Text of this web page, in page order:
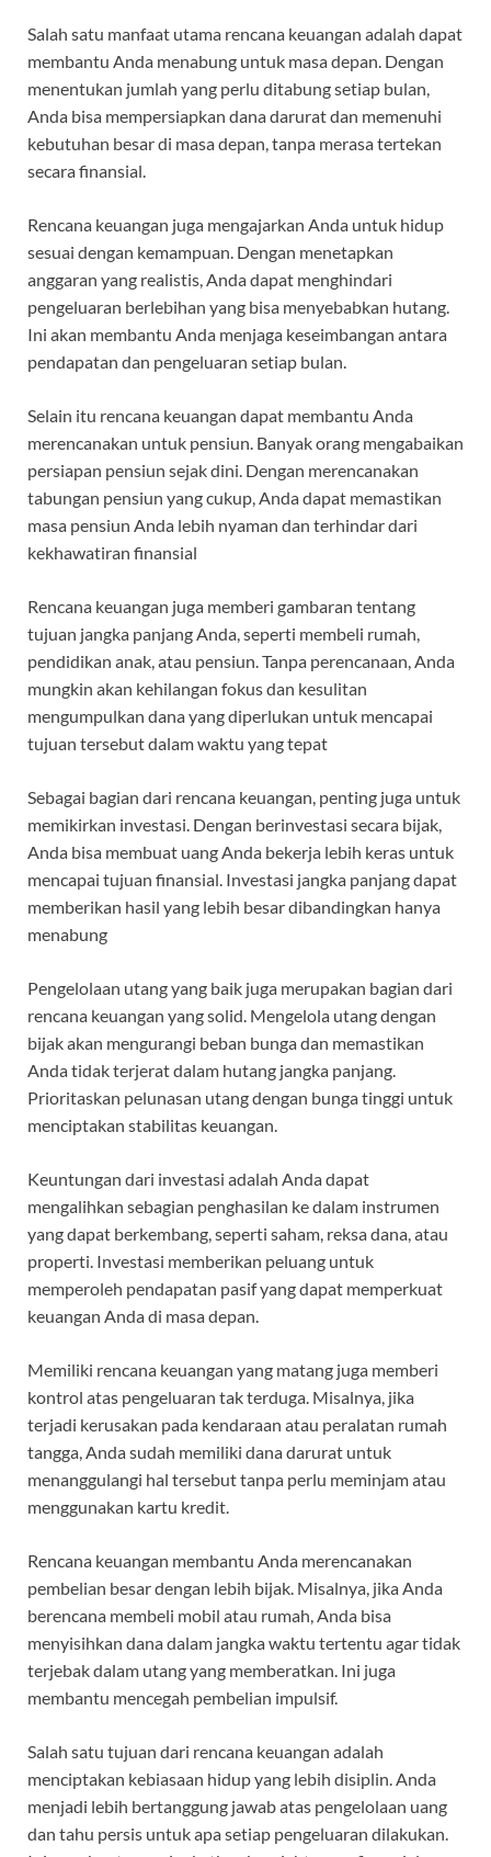
Salah satu manfaat utama rencana keuangan adalah dapat
membantu Anda menabung untuk masa depan. Dengan
menentukan jumlah yang perlu ditabung setiap bulan,
Anda bisa mempersiapkan dana darurat dan memenuhi
kebutuhan besar di masa depan, tanpa merasa tertekan
secara finansial.
Rencana keuangan juga mengajarkan Anda untuk hidup
sesuai dengan kemampuan. Dengan menetapkan
anggaran yang realistis, Anda dapat menghindari
pengeluaran berlebihan yang bisa menyebabkan hutang.
Ini akan membantu Anda menjaga keseimbangan antara
pendapatan dan pengeluaran setiap bulan.
Selain itu rencana keuangan dapat membantu Anda
merencanakan untuk pensiun. Banyak orang mengabaikan
persiapan pensiun sejak dini. Dengan merencanakan
tabungan pensiun yang cukup, Anda dapat memastikan
masa pensiun Anda lebih nyaman dan terhindar dari
kekhawatiran finansial
Rencana keuangan juga memberi gambaran tentang
tujuan jangka panjang Anda, seperti membeli rumah,
pendidikan anak, atau pensiun. Tanpa perencanaan, Anda
mungkin akan kehilangan fokus dan kesulitan
mengumpulkan dana yang diperlukan untuk mencapai
tujuan tersebut dalam waktu yang tepat
Sebagai bagian dari rencana keuangan, penting juga untuk
memikirkan investasi. Dengan berinvestasi secara bijak,
Anda bisa membuat uang Anda bekerja lebih keras untuk
mencapai tujuan finansial. Investasi jangka panjang dapat
memberikan hasil yang lebih besar dibandingkan hanya
menabung
Pengelolaan utang yang baik juga merupakan bagian dari
rencana keuangan yang solid. Mengelola utang dengan
bijak akan mengurangi beban bunga dan memastikan
Anda tidak terjerat dalam hutang jangka panjang.
Prioritaskan pelunasan utang dengan bunga tinggi untuk
menciptakan stabilitas keuangan.
Keuntungan dari investasi adalah Anda dapat
mengalihkan sebagian penghasilan ke dalam instrumen
yang dapat berkembang, seperti saham, reksa dana, atau
properti. Investasi memberikan peluang untuk
memperoleh pendapatan pasif yang dapat memperkuat
keuangan Anda di masa depan.
Memiliki rencana keuangan yang matang juga memberi
kontrol atas pengeluaran tak terduga. Misalnya, jika
terjadi kerusakan pada kendaraan atau peralatan rumah
tangga, Anda sudah memiliki dana darurat untuk
menanggulangi hal tersebut tanpa perlu meminjam atau
menggunakan kartu kredit.
Rencana keuangan membantu Anda merencanakan
pembelian besar dengan lebih bijak. Misalnya, jika Anda
berencana membeli mobil atau rumah, Anda bisa
menyisihkan dana dalam jangka waktu tertentu agar tidak
terjebak dalam utang yang memberatkan. Ini juga
membantu mencegah pembelian impulsif.
Salah satu tujuan dari rencana keuangan adalah
menciptakan kebiasaan hidup yang lebih disiplin. Anda
menjadi lebih bertanggung jawab atas pengelolaan uang
dan tahu persis untuk apa setiap pengeluaran dilakukan.